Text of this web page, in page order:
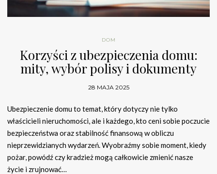
DOM
Korzyści z ubezpieczenia domu:
mity, wybór polisy i dokumenty
28 MAJA 2025
Ubezpieczenie domu to temat, który dotyczy nie tylko
właścicieli nieruchomości, ale i każdego, kto ceni sobie poczucie
bezpieczeństwa oraz stabilność finansową w obliczu
nieprzewidzianych wydarzeń. Wyobraźmy sobie moment, kiedy
pożar, powódź czy kradzież mogą całkowicie zmienić nasze
życie i zrujnować…